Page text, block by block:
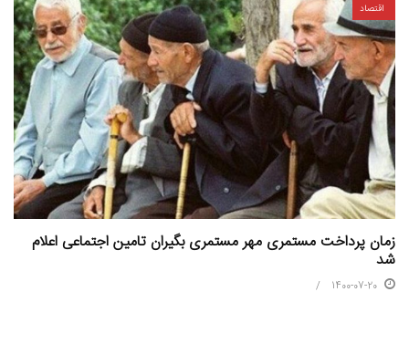
اقتصاد
زمان پرداخت مستمری مهر مستمری بگیران تامین اجتماعی اعلام
شد
1400-07-20